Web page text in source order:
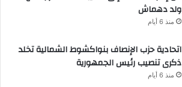
ولد دهماش
منذ 6 أيام
اتحادية حزب الإنصاف بنواكشوط الشمالية تخلد
ذكرى تنصيب رئيس الجمهورية
منذ 6 أيام